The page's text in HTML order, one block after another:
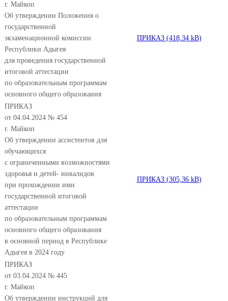
г. Майкоп
Об утверждении Положения о
государственной
экзаменационной комиссии
Республики Адыгея
для проведения государственной
итоговой аттестации
по образовательным программам
основного общего образования
ПРИКАЗ
ПРИКАЗ
от 04.04.2024 № 454
г. Майкоп
Об утверждении ассистентов для
обучающихся
с ограниченными возможностями
здоровья и детей- инвалидов
при прохождении ими
государственной итоговой
аттестации
по образовательным программам
основного общего образования
в основной период в Республике
Адыгея в 2024 году
ПРИКАЗ
ПРИКАЗ
от 03.04.2024 № 445
г. Майкоп
Об утверждении инструкций для